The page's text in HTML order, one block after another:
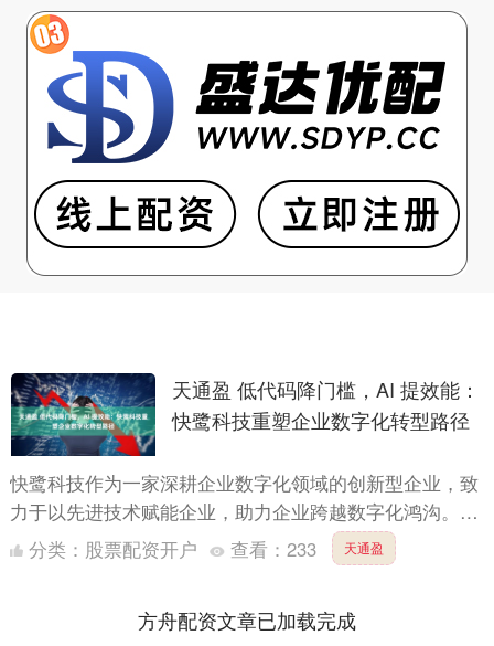
天通盈 低代码降门槛，AI 提效能：
快鹭科技重塑企业数字化转型路径
快鹭科技作为一家深耕企业数字化领域的创新型企业，致
力于以先进技术赋能企业，助力企业跨越数字化鸿沟。其
核心产品快鹭云办公系统，融合了AI 大模型与低代码能
力，宛如....
分类： 股票配资开户 查看： 233 天通盈
方舟配资文章已加载完成